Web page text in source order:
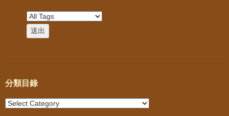
分類目錄